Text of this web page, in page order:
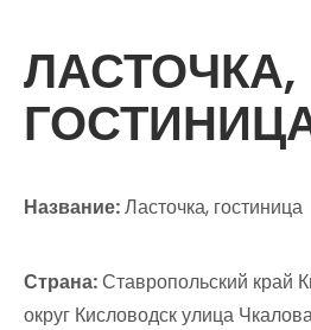
ЛАСТОЧКА,
Название:Ласточка, гостиница
Страна:Ставропольский край
округ Кисловодск улица